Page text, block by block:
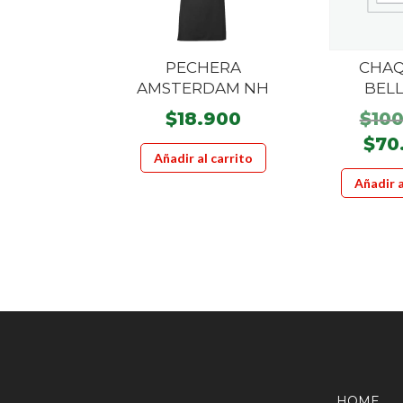
PECHERA
AMSTERDAM NH
$18.900
Añadir al carrito
$
$
Añadir